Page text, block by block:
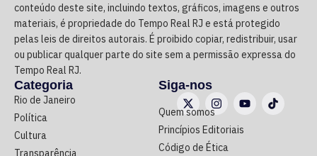
conteúdo deste site, incluindo textos, gráficos, imagens e outros
materiais, é propriedade do Tempo Real RJ e está protegido
pelas leis de direitos autorais. É proibido copiar, redistribuir, usar
ou publicar qualquer parte do site sem a permissão expressa do
Tempo Real RJ.
Categoria
Rio de Janeiro
Política
Cultura
Transparência
Siga-nos
Quem somos
Princípios Editoriais
Código de Ética